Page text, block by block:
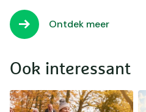
Ontdek meer
Ook interessant